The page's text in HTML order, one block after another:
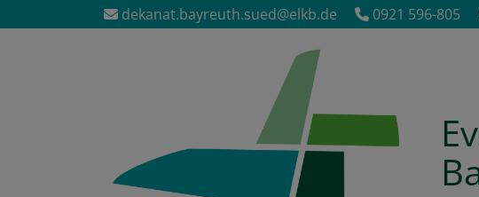
zum
dekanat.bayreuth.sued@elkb.de 0921 596-805